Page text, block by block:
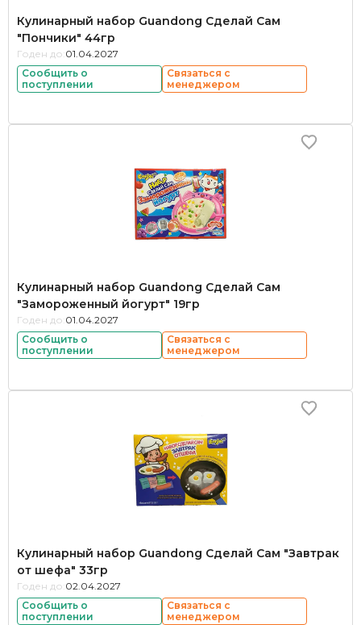
Кулинарный набор Guandong Сделай Сам
"Пончики" 44гр
Годен до: 01.04.2027
Сообщить о
поступлении
Связаться с
менеджером
Кулинарный набор Guandong Сделай Сам
"Замороженный йогурт" 19гр
Годен до: 01.04.2027
Сообщить о
поступлении
Связаться с
менеджером
Кулинарный набор Guandong Сделай Сам "Завтрак
от шефа" 33гр
Годен до: 02.04.2027
Сообщить о
поступлении
Связаться с
менеджером